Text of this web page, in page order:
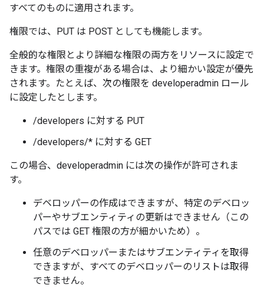
すべてのものに適用されます。
権限では、PUT は POST としても機能します。
全般的な権限とより詳細な権限の両方をリソースに設定で
きます。権限の重複がある場合は、より細かい設定が優先
されます。たとえば、次の権限を developeradmin ロール
に設定したとします。
/developers に対する PUT
/developers/* に対する GET
この場合、developeradmin には次の操作が許可されま
す。
デベロッパーの作成はできますが、特定のデベロッ
パーやサブエンティティの更新はできません（この
パスでは GET 権限の方が細かいため）。
任意のデベロッパーまたはサブエンティティを取得
できますが、すべてのデベロッパーのリストは取得
できません。